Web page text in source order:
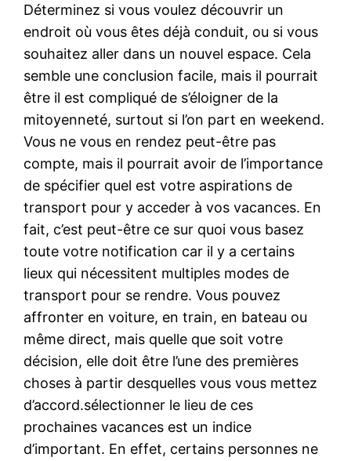
Déterminez si vous voulez découvrir un
endroit où vous êtes déjà conduit, ou si vous
souhaitez aller dans un nouvel espace. Cela
semble une conclusion facile, mais il pourrait
être il est compliqué de s’éloigner de la
mitoyenneté, surtout si l’on part en weekend.
Vous ne vous en rendez peut-être pas
compte, mais il pourrait avoir de l’importance
de spécifier quel est votre aspirations de
transport pour y acceder à vos vacances. En
fait, c’est peut-être ce sur quoi vous basez
toute votre notification car il y a certains
lieux qui nécessitent multiples modes de
transport pour se rendre. Vous pouvez
affronter en voiture, en train, en bateau ou
même direct, mais quelle que soit votre
décision, elle doit être l’une des premières
choses à partir desquelles vous vous mettez
d’accord.sélectionner le lieu de ces
prochaines vacances est un indice
d’important. En effet, certains personnes ne